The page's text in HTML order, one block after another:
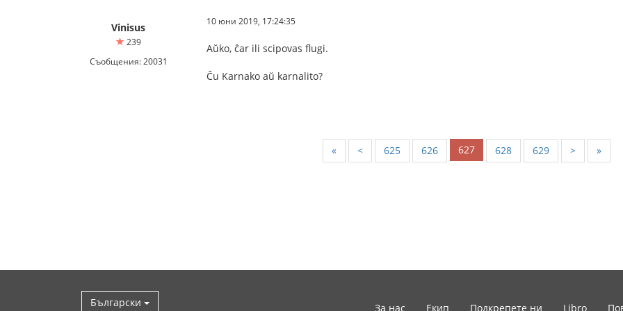
Vinisus
239
Съобщения: 20031
10 юни 2019, 17:24:35
Aŭko, ĉar ili scipovas flugi.
Ĉu Karnako aŭ karnalito?
« < 625 626 627 628 629 > »
Български За нас Екип Подкрепете ни Libro